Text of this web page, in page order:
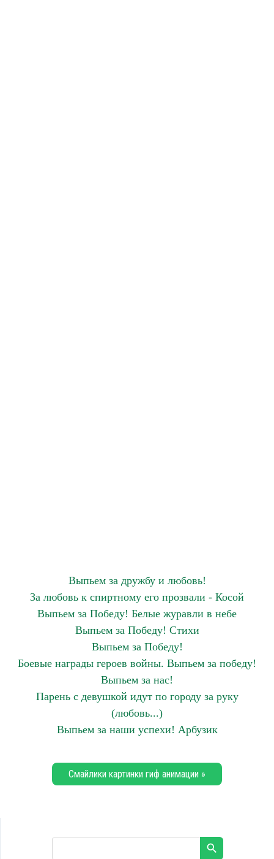
Выпьем за дружбу и любовь!
За любовь к спиртному его прозвали - Косой
Выпьем за Победу! Белые журавли в небе
Выпьем за Победу! Стихи
Выпьем за Победу!
Боевые награды героев войны. Выпьем за победу!
Выпьем за нас!
Парень с девушкой идут по городу за руку
(любовь...)
Выпьем за наши успехи! Арбузик
Смайлики картинки гиф анимации »